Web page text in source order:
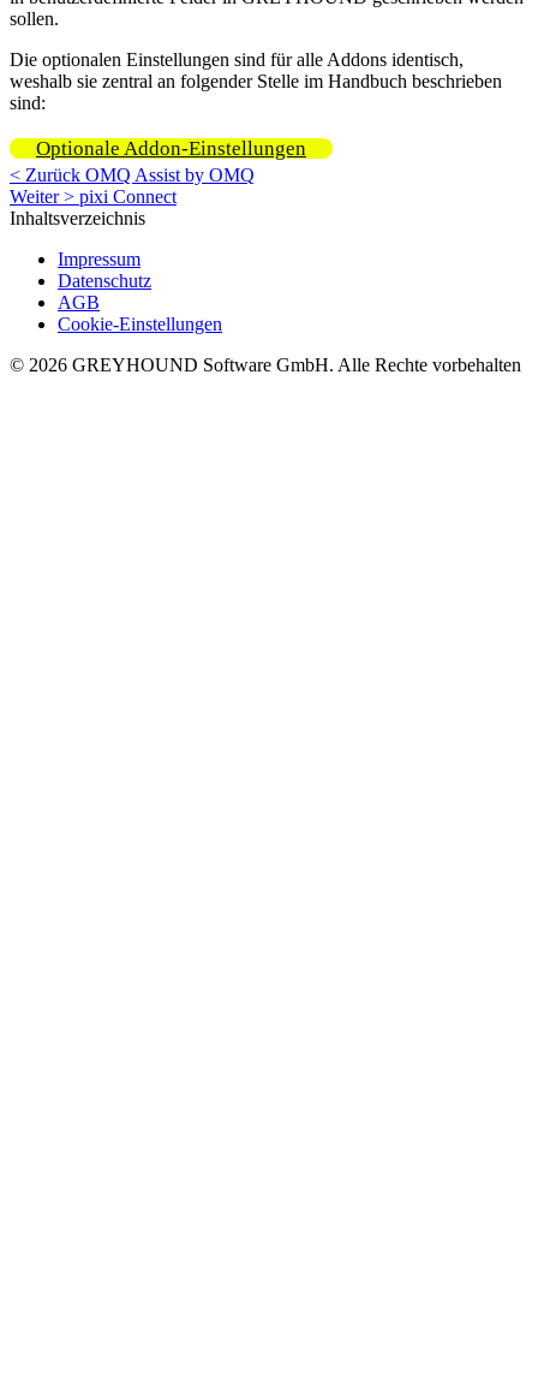
sollen.
Die optionalen Einstellungen sind für alle Addons identisch,
weshalb sie zentral an folgender Stelle im Handbuch beschrieben
sind:
Optionale Addon-Einstellungen
< Zurück OMQ Assist by OMQ
Weiter > pixi Connect
Inhaltsverzeichnis
Impressum
Datenschutz
AGB
Cookie-Einstellungen
© 2026 GREYHOUND Software GmbH. Alle Rechte vorbehalten